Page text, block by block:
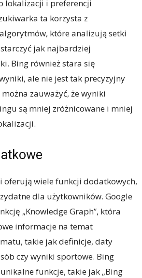
lokalizacji i preferencji
ta korzysta z
które analizują setki
jak najbardziej
Bing również stara się
ale nie jest tak precyzyjny
zauważyć, że wyniki
są mniej zróżnicowane i mniej
oferują wiele funkcji dodatkowych,
dla użytkowników. Google
„Knowledge Graph”, która
informacje na temat
takie jak definicje, daty
czy wyniki sportowe. Bing
funkcje, takie jak „Bing